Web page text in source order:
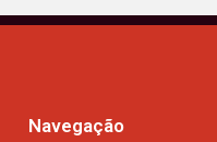
Navegação